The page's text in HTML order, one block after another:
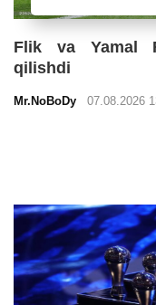
Flik va Yamal
qilishdi
Mr.NoBoDy 07.08.2026